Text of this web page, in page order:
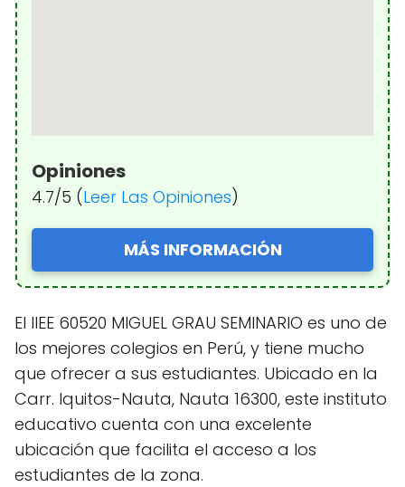
Opiniones
4.7/5 (Leer Las Opiniones)
MÁS INFORMACIÓN
El IIEE 60520 MIGUEL GRAU SEMINARIO es uno de
los mejores colegios en Perú, y tiene mucho
que ofrecer a sus estudiantes. Ubicado en la
Carr. Iquitos-Nauta, Nauta 16300, este instituto
educativo cuenta con una excelente
ubicación que facilita el acceso a los
estudiantes de la zona.